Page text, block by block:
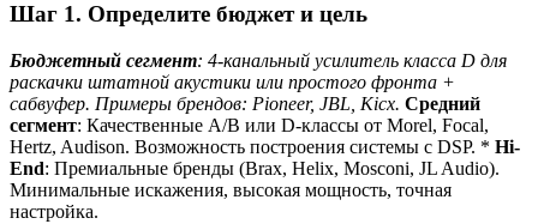
Шаг 1. Определите бюджет и цель
Бюджетный сегмент: 4-канальный усилитель класса D для
раскачки штатной акустики или простого фронта +
сабвуфер. Примеры брендов: Pioneer, JBL, Kicx. Средний
сегмент: Качественные A/B или D-классы от Morel, Focal,
Hertz, Audison. Возможность построения системы с DSP. * Hi-
End: Премиальные бренды (Brax, Helix, Mosconi, JL Audio).
Минимальные искажения, высокая мощность, точная
настройка.